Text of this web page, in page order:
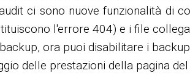
ci sono nuove funzionalità di
l'errore 404) e i file
ora puoi disabilitare i
delle prestazioni della pagina